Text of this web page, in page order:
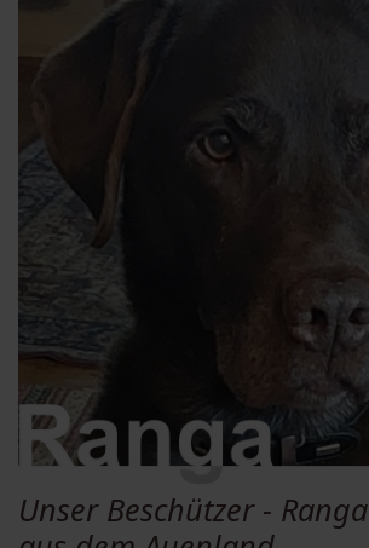
Unser Beschützer - Ranga